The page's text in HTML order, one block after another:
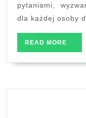
o
sens
życia”
pytaniami,
dla każdej osoby
READ MORE